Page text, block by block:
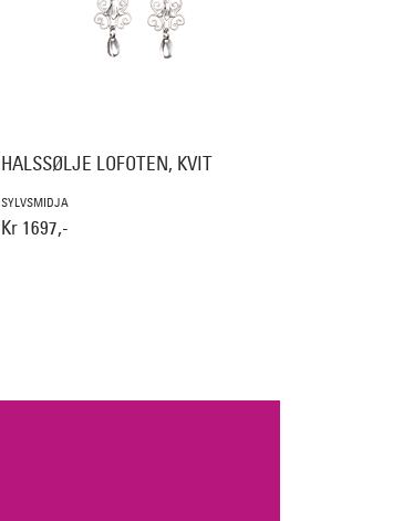
HALSSØLJE LOFOTEN, KVIT
SYLVSMIDJA
Kr 1697,-